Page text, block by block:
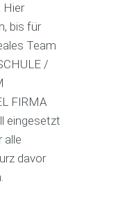
Hier
bis für
Team
/
FIRMA
eingesetzt
alle
davor